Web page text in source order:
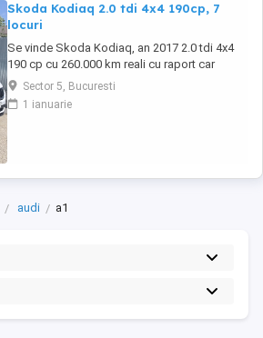
Skoda Kodiaq 2.0 tdi 4x4 190cp, 7
locuri
Se vinde Skoda Kodiaq, an 2017 2.0 tdi 4x4
190 cp cu 260.000 km reali cu raport car
vertical. La 253.000 km s-a efectuat revizie cu
facturi la: ulei+filtre, plăcute frână, rulment
spate, schimbat ulei dsg , cutie transfer, grup
Sector 5, Bucuresti
1 ianuarie
audi a1